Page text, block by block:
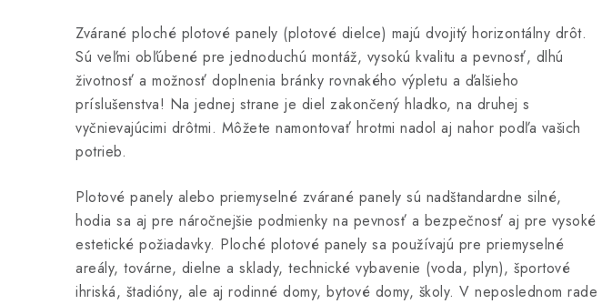
Zvárané ploché plotové panely (plotové dielce) majú dvojitý horizontálny drôt.
Sú veľmi obľúbené pre jednoduchú montáž, vysokú kvalitu a pevnosť, dlhú
životnosť a možnosť doplnenia bránky rovnakého výpletu a ďalšieho
príslušenstva! Na jednej strane je diel zakončený hladko, na druhej s
vyčnievajúcimi drôtmi. Môžete namontovať hrotmi nadol aj nahor podľa vašich
potrieb.
Plotové panely alebo priemyselné zvárané panely sú nadštandardne silné,
hodia sa aj pre náročnejšie podmienky na pevnosť a bezpečnosť aj pre vysoké
estetické požiadavky. Ploché plotové panely sa používajú pre priemyselné
areály, továrne, dielne a sklady, technické vybavenie (voda, plyn), športové
ihriská, štadióny, ale aj rodinné domy, bytové domy, školy. V neposlednom rade